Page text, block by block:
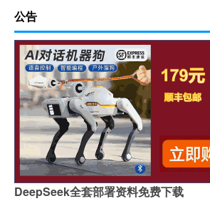
公告
DeepSeek全套部署资料免费下载